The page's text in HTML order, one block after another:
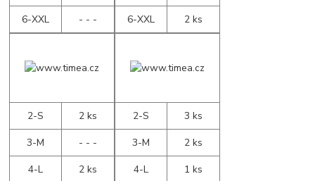
6-XXL
- - -
6-XXL
2 ks
2-S
2 ks
3-M
- - -
4-L
2 ks
2-S
3 ks
3-M
2 ks
4-L
1 ks